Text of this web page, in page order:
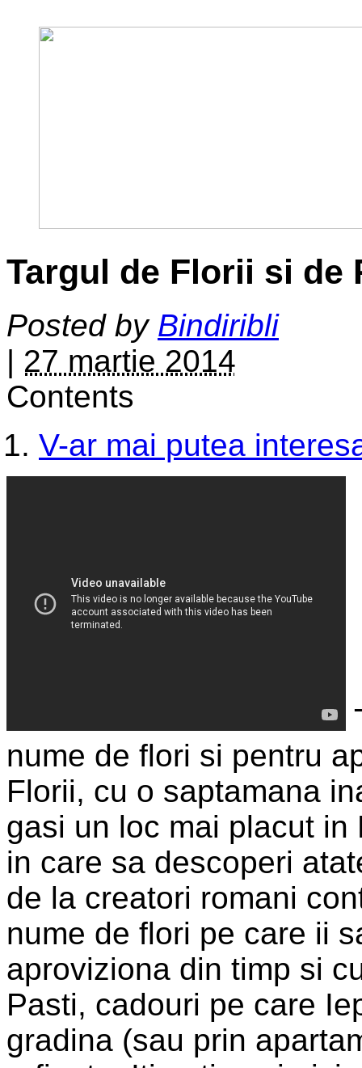
Targul de Florii si de
Posted by Bindiribli
| 27 martie 2014
Contents
V-ar mai putea
nume de flori si pentru
Florii, cu o saptamana
gasi un loc mai placut
in care sa descoperi
de la creatori romani
nume de flori pe care ii
aproviziona din timp si
Pasti, cadouri pe care
gradina (sau prin